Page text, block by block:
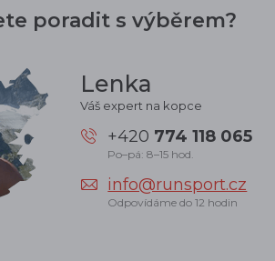
poradit s výběrem?
Lenka
Váš expert na kopce
+420 774 118 065
Po–pá: 8–15 hod.
info@runsport.cz
Odpovídáme do 12 hodin